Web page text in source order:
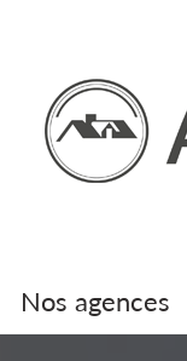
nos agences